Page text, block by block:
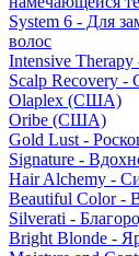
System 6 - Для
волос
Intensive
Scalp Recovery -
Olaplex (США)
Oribe (США)
Gold Lust -
Signature -
Hair Alchemy -
Beautiful Color -
Silverati -
Bright Blonde -